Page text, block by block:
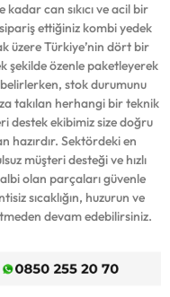
kadar can sıkıcı ve acil bir
ettiğiniz kombi yedek
üzere Türkiye’nin dört bir
şekilde özenle paketleyerek
stok durumunu
takılan herhangi bir teknik
destek ekibimiz size doğru
hazırdır. Sektördeki en
müşteri desteği ve hızlı
olan parçaları güvenle
sıcaklığın, huzurun ve
devam edebilirsiniz.